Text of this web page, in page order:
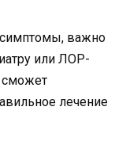
важно
или ЛОР-
сможет
лечение